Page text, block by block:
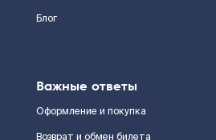
Блог
Важные ответы
Оформление и покупка
Возврат и обмен билета